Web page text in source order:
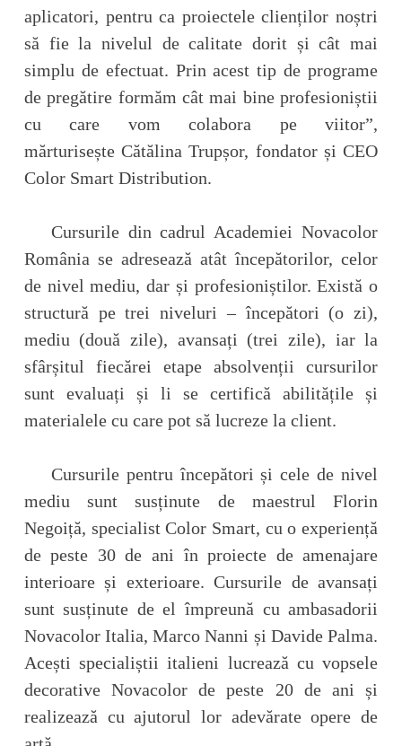
aplicatori, pentru ca proiectele clienților noștri
să fie la nivelul de calitate dorit și cât mai
simplu de efectuat. Prin acest tip de programe
de pregătire formăm cât mai bine profesioniștii
cu care vom colabora pe viitor”,
mărturisește Cătălina Trupșor, fondator și CEO
Color Smart Distribution.
Cursurile din cadrul Academiei Novacolor
România se adresează atât începătorilor, celor
de nivel mediu, dar și profesioniștilor. Există o
structură pe trei niveluri – începători (o zi),
mediu (două zile), avansați (trei zile), iar la
sfârșitul fiecărei etape absolvenții cursurilor
sunt evaluați și li se certifică abilitățile și
materialele cu care pot să lucreze la client.
Cursurile pentru începători și cele de nivel
mediu sunt susținute de maestrul Florin
Negoiță, specialist Color Smart, cu o experiență
de peste 30 de ani în proiecte de amenajare
interioare și exterioare. Cursurile de avansați
sunt susținute de el împreună cu ambasadorii
Novacolor Italia, Marco Nanni și Davide Palma.
Acești specialiștii italieni lucrează cu vopsele
decorative Novacolor de peste 20 de ani și
realizează cu ajutorul lor adevărate opere de